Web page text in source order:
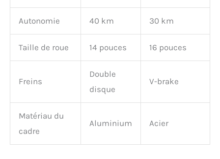
Autonomie 40 km 30 km
Taille de roue 14 pouces 16 pouces
Freins
Double
disque
V-brake
Matériau du
cadre
Aluminium Acier